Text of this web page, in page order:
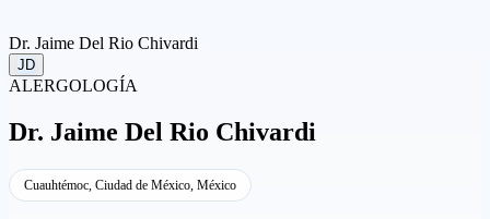
Dr. Jaime Del Rio Chivardi
JD
ALERGOLOGÍA
Dr. Jaime Del Rio Chivardi
Cuauhtémoc, Ciudad de México, México